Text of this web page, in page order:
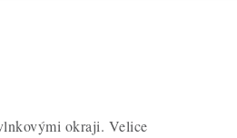
okraji. Velice